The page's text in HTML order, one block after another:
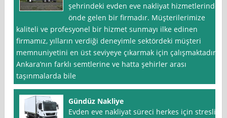
şehrindeki evden eve nakliyat hizmetlerinde
önde gelen bir firmadır. Müşterilerimize
kaliteli ve profesyonel bir hizmet sunmayı ilke edinen
firmamız, yılların verdiği deneyimle sektördeki müşteri
memnuniyetini en üst seviyeye çıkarmak için çalışmaktadır.
Ankara’nın farklı semtlerine ve hatta şehirler arası
taşınmalarda bile
Gündüz Nakliye
Evden eve nakliyat süreci herkes için stresli